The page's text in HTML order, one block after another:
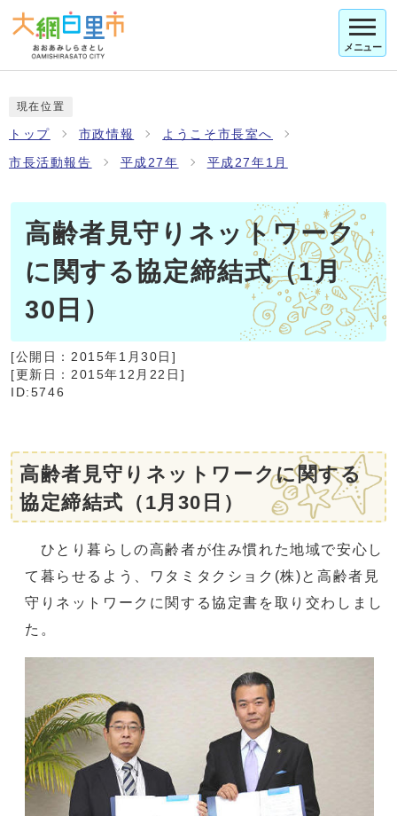
メニュー
現在位置
トップ 市政情報 ようこそ市長室へ
市長活動報告 平成27年 平成27年1月
高齢者見守りネットワーク
に関する協定締結式（1月
30日）
[公開日： 2015年1月30日 ]
[更新日： 2015年12月22日 ]
ID:5746
高齢者見守りネットワークに関する
協定締結式（1月30日）
ひとり暮らしの高齢者が住み慣れた地域で安心し
て暮らせるよう、ワタミタクショク(株)と高齢者見
守りネットワークに関する協定書を取り交わしまし
た。